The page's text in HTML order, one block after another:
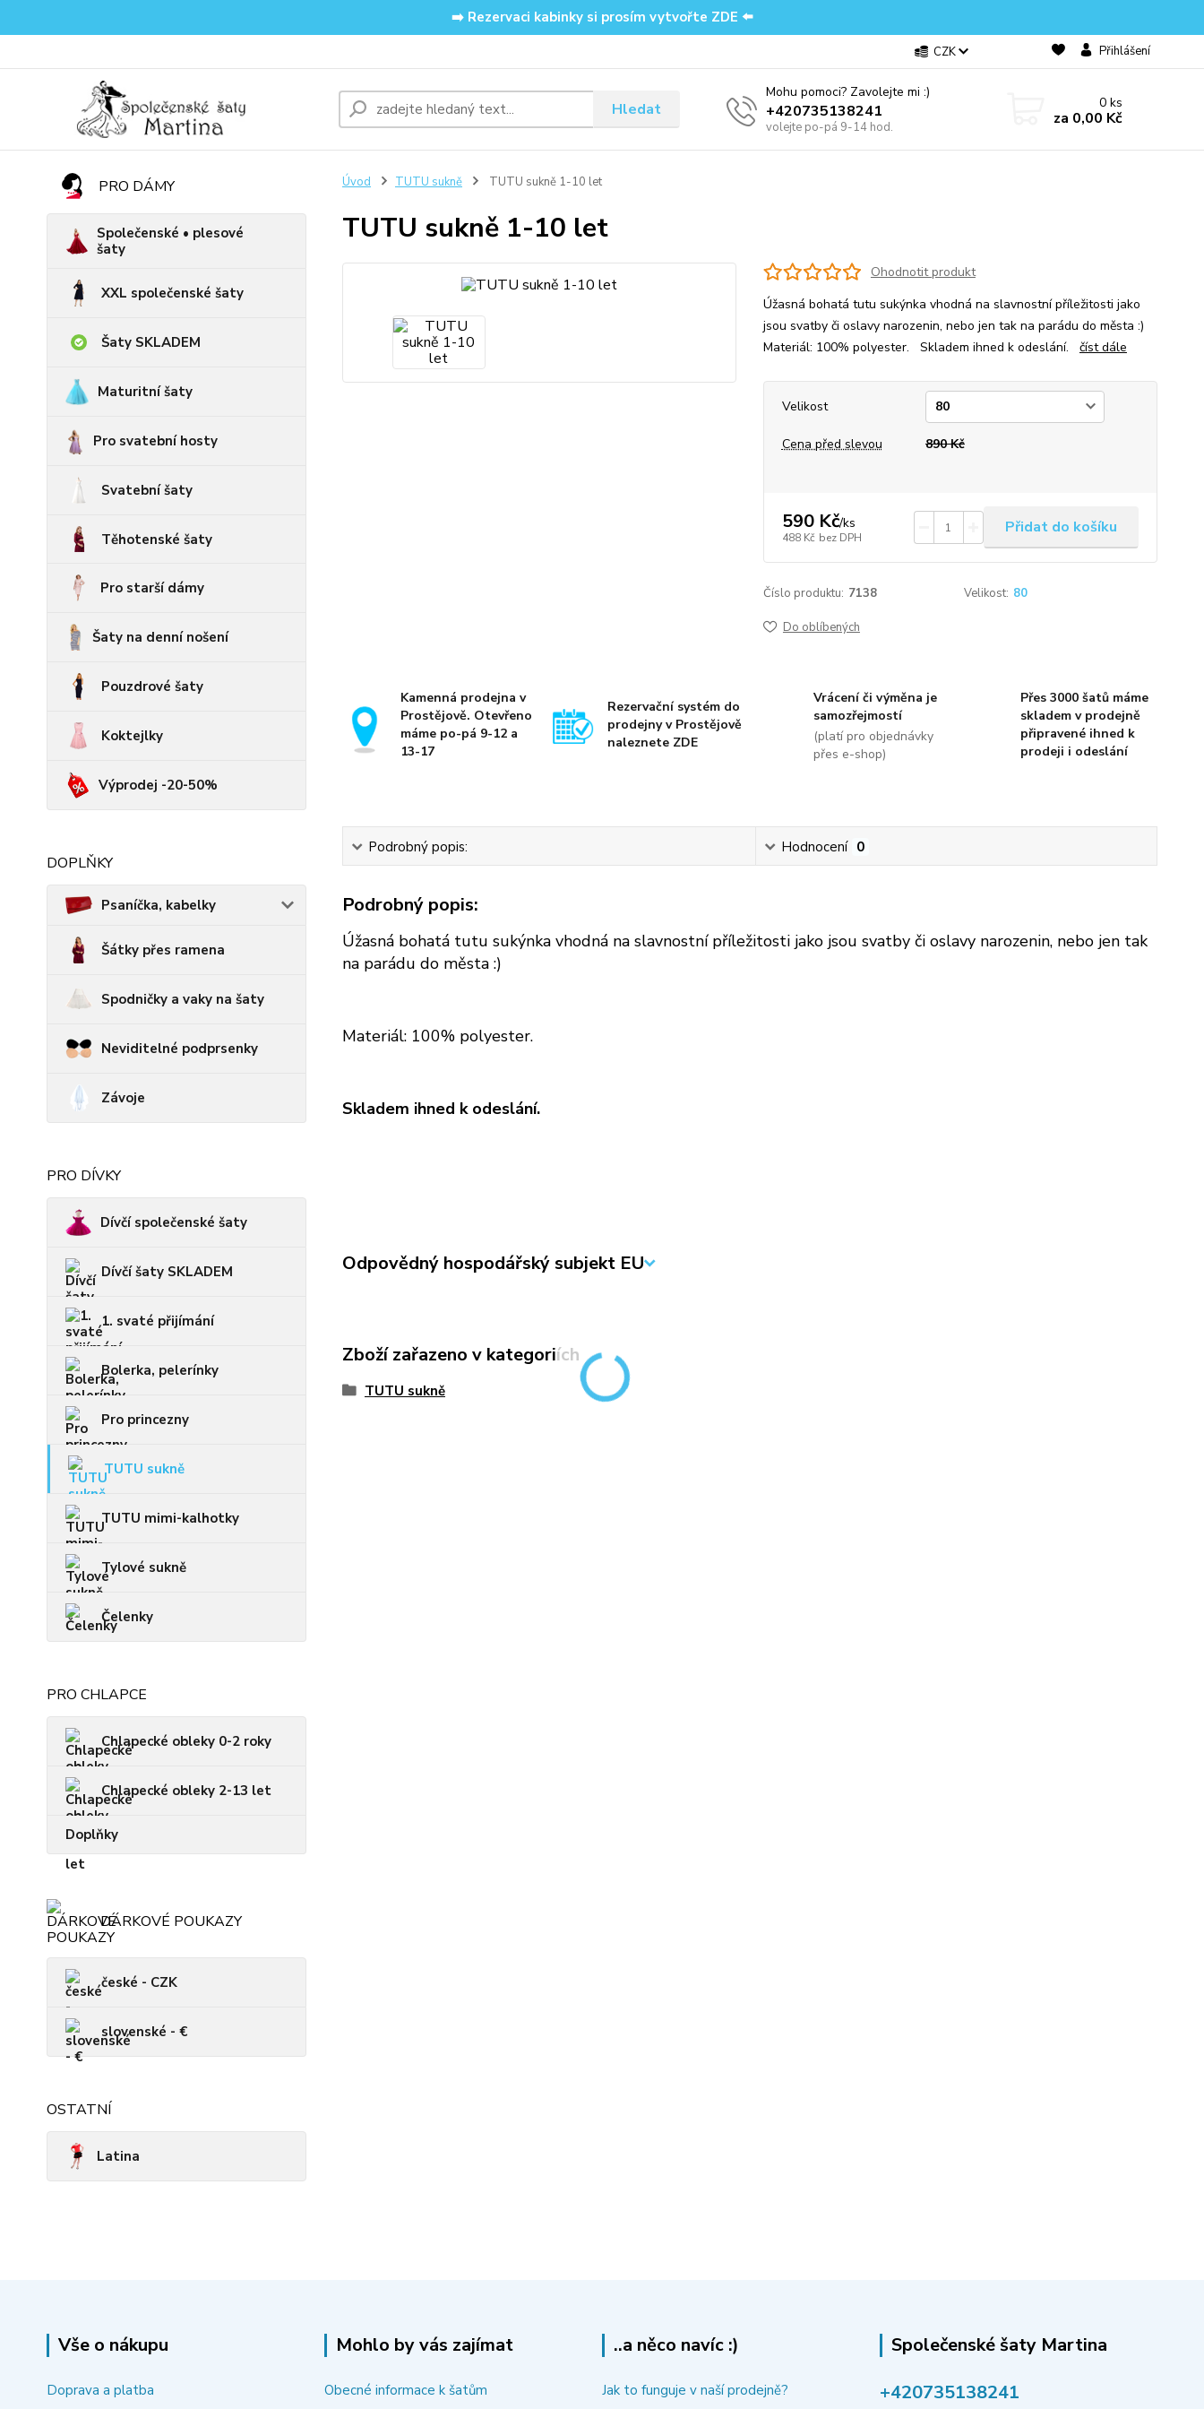
➡️ Rezervaci kabinky si prosím vytvořte ZDE ⬅️
CZK Přihlášení
Hledat
Mohu pomoci? Zavolejte mi :)
‭+420735138241
volejte po-pá 9-14 hod.
0ks
za 0,00 Kč
PRO DÁMY
Společenské • plesové
šaty
XXL společenské šaty
Šaty SKLADEM
Maturitní šaty
Pro svatební hosty
Svatební šaty
Těhotenské šaty
Pro starší dámy
Šaty na denní nošení
Pouzdrové šaty
Koktejlky
Výprodej -20-50%
DOPLŇKY
Psaníčka, kabelky
Šátky přes ramena
Spodničky a vaky na šaty
Neviditelné podprsenky
Závoje
PRO DÍVKY
Dívčí společenské šaty
Dívčí šaty SKLADEM
1. svaté přijímání
Bolerka, pelerínky
Pro princezny
TUTU sukně
TUTU mimi-kalhotky
Tylové sukně
Čelenky
PRO CHLAPCE
Chlapecké obleky 0-2 roky
Chlapecké obleky 2-13 let
Doplňky
DÁRKOVÉ POUKAZY
české - CZK
slovenské - €
OSTATNÍ
Latina
Úvod TUTU sukně TUTU sukně 1-10 let
TUTU sukně 1-10 let
Ohodnotit produkt
Úžasná bohatá tutu sukýnka vhodná na slavnostní příležitosti jako
jsou svatby či oslavy narozenin, nebo jen tak na parádu do města :)
Materiál: 100% polyester. Skladem ihned k odeslání. číst dále
Velikost
Cena před slevou 890 Kč
590 Kč/ks
488 Kč bez DPH
Přidat do košíku
Číslo produktu: 7138 Velikost: 80
Do oblíbených
Kamenná prodejna v
Prostějově. Otevřeno
máme po-pá 9-12 a
13-17
Rezervační systém do
prodejny v Prostějově
naleznete ZDE
Vrácení či výměna je
samozřejmostí
(platí pro objednávky
přes e-shop)
Přes 3000 šatů máme
skladem v prodejně
připravené ihned k
prodeji i odeslání
Podrobný popis: Hodnocení 0
Podrobný popis:
Úžasná bohatá tutu sukýnka vhodná na slavnostní příležitosti jako jsou svatby či oslavy narozenin, nebo jen tak
na parádu do města :)
Materiál: 100% polyester.
Skladem ihned k odeslání.
Odpovědný hospodářský subjekt EU
Zboží zařazeno v kategoriích
TUTU sukně
Vše o nákupu
Doprava a platba
Mohlo by vás zajímat
Obecné informace k šatům
..a něco navíc :)
Jak to funguje v naší prodejně?
Společenské šaty Martina
‭+420735138241